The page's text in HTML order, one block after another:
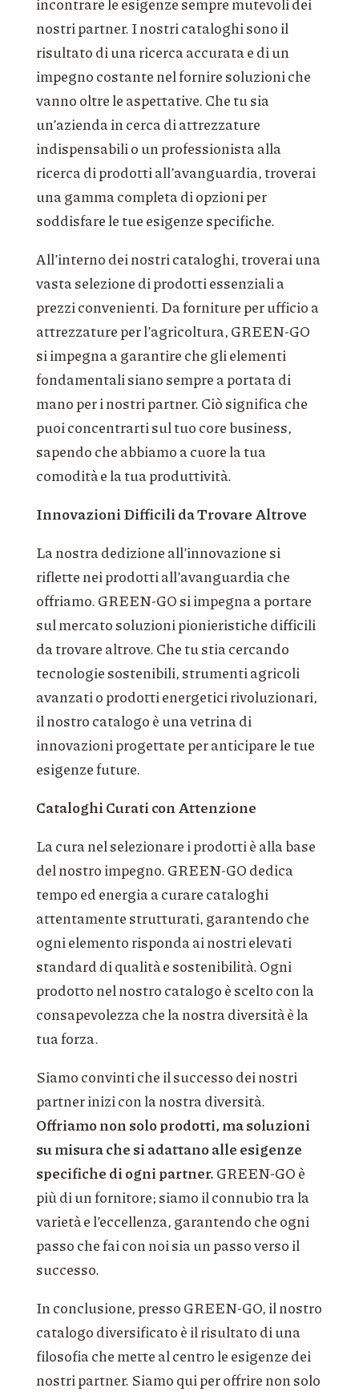
nostri partner. I nostri cataloghi sono il
risultato di una ricerca accurata e di un
impegno costante nel fornire soluzioni che
vanno oltre le aspettative. Che tu sia
un’azienda in cerca di attrezzature
indispensabili o un professionista alla
ricerca di prodotti all’avanguardia, troverai
una gamma completa di opzioni per
soddisfare le tue esigenze specifiche.
All’interno dei nostri cataloghi, troverai una
vasta selezione di prodotti essenziali a
prezzi convenienti. Da forniture per ufficio a
attrezzature per l’agricoltura, GREEN-GO
si impegna a garantire che gli elementi
fondamentali siano sempre a portata di
mano per i nostri partner. Ciò significa che
puoi concentrarti sul tuo core business,
sapendo che abbiamo a cuore la tua
comodità e la tua produttività.
Innovazioni Difficili da Trovare Altrove
La nostra dedizione all’innovazione si
riflette nei prodotti all’avanguardia che
offriamo. GREEN-GO si impegna a portare
sul mercato soluzioni pionieristiche difficili
da trovare altrove. Che tu stia cercando
tecnologie sostenibili, strumenti agricoli
avanzati o prodotti energetici rivoluzionari,
il nostro catalogo è una vetrina di
innovazioni progettate per anticipare le tue
esigenze future.
Cataloghi Curati con Attenzione
La cura nel selezionare i prodotti è alla base
del nostro impegno. GREEN-GO dedica
tempo ed energia a curare cataloghi
attentamente strutturati, garantendo che
ogni elemento risponda ai nostri elevati
standard di qualità e sostenibilità. Ogni
prodotto nel nostro catalogo è scelto con la
consapevolezza che la nostra diversità è la
tua forza.
Siamo convinti che il successo dei nostri
partner inizi con la nostra diversità.
Offriamo non solo prodotti, ma soluzioni
su misura che si adattano alle esigenze
specifiche di ogni partner.GREEN-GO è
più di un fornitore; siamo il connubio tra la
varietà e l’eccellenza, garantendo che ogni
passo che fai con noi sia un passo verso il
successo.
In conclusione, presso GREEN-GO, il nostro
catalogo diversificato è il risultato di una
filosofia che mette al centro le esigenze dei
nostri partner. Siamo qui per offrire non solo